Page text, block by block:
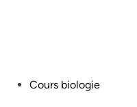
PostedCours biologie